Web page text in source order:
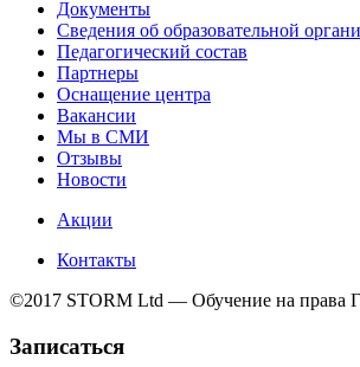
Документы
Сведения об образовательной
Педагогический состав
Партнеры
Оснащение центра
Вакансии
Мы в СМИ
Отзывы
Новости
Акции
Контакты
©2017 STORM Ltd — Обучение на
Записаться